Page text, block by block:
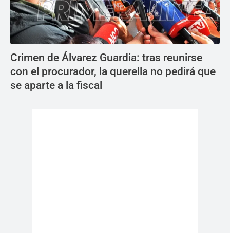
Crimen de Álvarez Guardia: tras reunirse
con el procurador, la querella no pedirá que
se aparte a la fiscal